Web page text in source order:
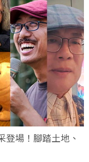
登場！腳踏土地、